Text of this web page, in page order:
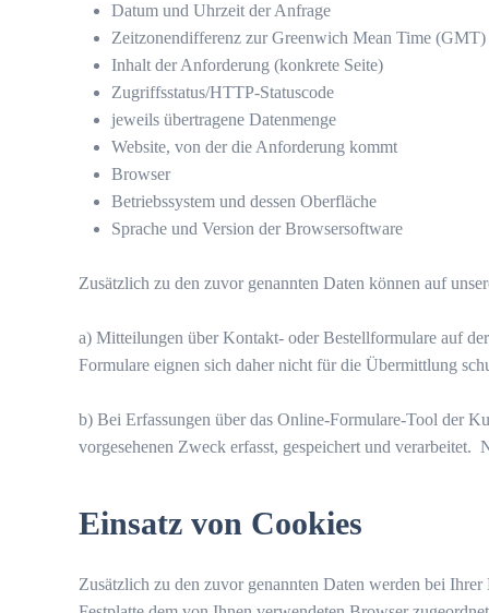
Datum und Uhrzeit der Anfrage
Zeitzonendifferenz zur Greenwich Mean Time (GMT)
Inhalt der Anforderung (konkrete Seite)
Zugriffsstatus/HTTP-Statuscode
jeweils übertragene Datenmenge
Website, von der die Anforderung kommt
Browser
Betriebssystem und dessen Oberfläche
Sprache und Version der Browsersoftware
Zusätzlich zu den zuvor genannten Daten können auf
a) Mitteilungen über Kontakt- oder Bestellformulare auf
Formulare eignen sich daher nicht für die Übermittlung
b) Bei Erfassungen über das Online-Formulare-Tool der
vorgesehenen Zweck erfasst, gespeichert und
Einsatz von Cookies
Zusätzlich zu den zuvor genannten Daten werden bei